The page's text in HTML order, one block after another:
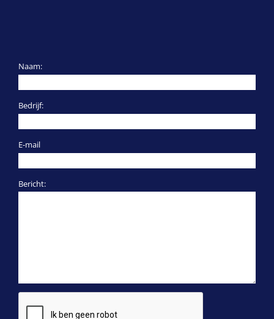
Naam:
Bedrijf:
E-mail
Bericht: